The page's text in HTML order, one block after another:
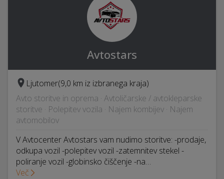
Avtostars
Ljutomer(9,0 km iz izbranega kraja)
Avto storitve in oprema · Avtoličarske / avtokleparske
storitve · Polepitev vozila · Najem kombijev · Najem
avtomobilov
V Avtocenter Avtostars vam nudimo storitve: -prodaje,
odkupa vozil -polepitev vozil -zatemnitev stekel -
poliranje vozil -globinsko čiščenje -na…
Več